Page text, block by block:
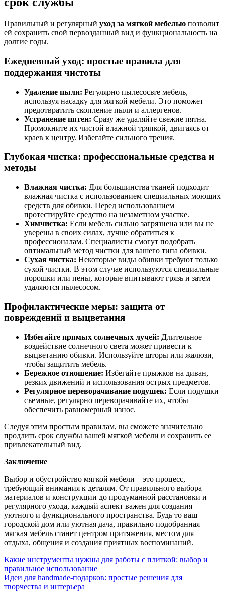
Правильный и регулярный уход за мягкой мебелью позволит
ей сохранить свой первозданный вид и функциональность на
долгие годы.
Ежедневный уход: простые правила для
поддержания чистоты
Удаление пыли: Регулярно пылесосьте мебель,
используя насадку для мягкой мебели. Это поможет
предотвратить скопление пыли и аллергенов.
Устранение пятен: Сразу же удаляйте свежие пятна.
Промокните их чистой влажной тряпкой, двигаясь от
краев к центру. Избегайте сильного трения.
Глубокая чистка: профессиональные средства и
методы
Влажная чистка: Для большинства тканей подходит
влажная чистка с использованием специальных моющих
средств для обивки. Перед использованием
протестируйте средство на незаметном участке.
Химчистка: Если мебель сильно загрязнена или вы не
уверены в своих силах, лучше обратиться к
профессионалам. Специалисты смогут подобрать
оптимальный метод чистки для вашего типа обивки.
Сухая чистка: Некоторые виды обивки требуют только
сухой чистки. В этом случае используются специальные
порошки или пены, которые впитывают грязь и затем
удаляются пылесосом.
Профилактические меры: защита от
повреждений и выцветания
Избегайте прямых солнечных лучей: Длительное
воздействие солнечного света может привести к
выцветанию обивки. Используйте шторы или жалюзи,
чтобы защитить мебель.
Бережное отношение: Избегайте прыжков на диван,
резких движений и использования острых предметов.
Регулярное переворачивание подушек: Если подушки
съемные, регулярно переворачивайте их, чтобы
обеспечить равномерный износ.
Следуя этим простым правилам, вы сможете значительно
продлить срок службы вашей мягкой мебели и сохранить ее
привлекательный вид.
Заключение
Выбор и обустройство мягкой мебели – это процесс,
требующий внимания к деталям. От правильного выбора
материалов и конструкции до продуманной расстановки и
регулярного ухода, каждый аспект важен для создания
уютного и функционального пространства. Будь то ваш
городской дом или уютная дача, правильно подобранная
мягкая мебель станет центром притяжения, местом для
отдыха, общения и создания приятных воспоминаний.
Навигация
по
записям
Какие инструменты нужны для работы с плиткой: выбор и
правильное использование
Идеи для handmade-подарков: простые решения для
творчества и интерьера